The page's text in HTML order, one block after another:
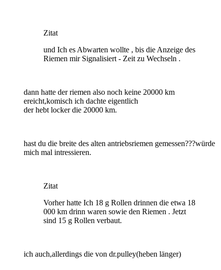
Zitat
und Ich es Abwarten wollte , bis die Anzeige des
Riemen mir Signalisiert - Zeit zu Wechseln .
dann hatte der riemen also noch keine 20000 km
ereicht,komisch ich dachte eigentlich
der hebt locker die 20000 km.
hast du die breite des alten antriebsriemen gemessen???würde
mich mal intressieren.
Zitat
Vorher hatte Ich 18 g Rollen drinnen die etwa 18
000 km drinn waren sowie den Riemen . Jetzt
sind 15 g Rollen verbaut.
ich auch,allerdings die von dr.pulley(heben länger)